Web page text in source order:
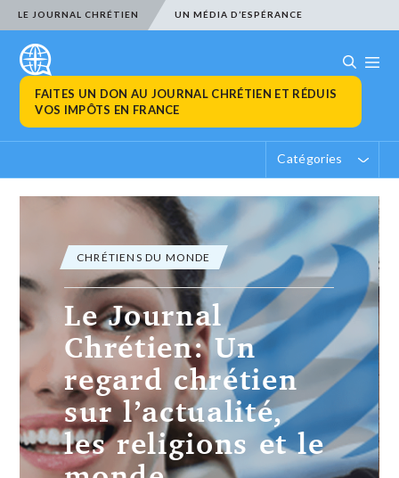
LE JOURNAL CHRÉTIEN UN MÉDIA D’ESPÉRANCE
FAITES UN DON AU JOURNAL CHRÉTIEN ET RÉDUIS
VOS IMPÔTS EN FRANCE
Catégories
ACTUALITÉ CHRÉTIENNE
Appel au Conseil
fédéral suisse en
faveur des
chrétiens de
Syrie